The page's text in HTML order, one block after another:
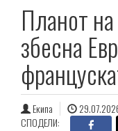
Планот
збесна
Екипа
СПОДЕЛИ: